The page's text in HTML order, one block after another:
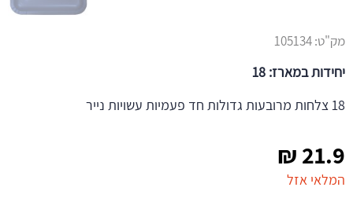
21.9
₪
המלאי אזל
מק"ט:105134
יחידות במארז: 18
18 צלחות מרובעות גדולות חד פעמיות עשויות נייר